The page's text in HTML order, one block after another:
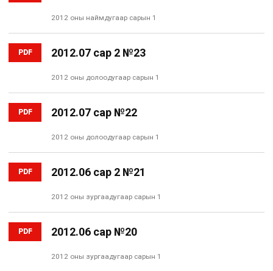
2012 оны наймдугаар сарын 1
PDF 2012.07 сар 2 №23
2012 оны долоодугаар сарын 1
PDF 2012.07 сар №22
2012 оны долоодугаар сарын 1
PDF 2012.06 сар 2 №21
2012 оны зургаадугаар сарын 1
PDF 2012.06 сар №20
2012 оны зургаадугаар сарын 1